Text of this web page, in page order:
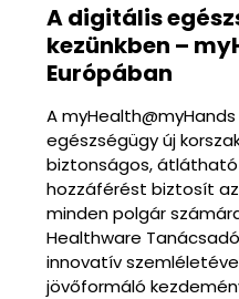
A digitális
kezünkben –
Európában
A
egészségügy új
biztonságos,
hozzáférést biztosít
minden polgár
Healthware
innovatív
jövőformáló